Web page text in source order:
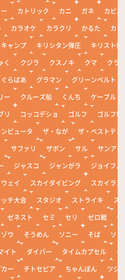
カトリック カニ ガネ
カピバ
カラオケ カラクリ かるた
カレ
キャンプ キリシタン弾圧
キリスト教
く クジラ クスノキ クマ
クラ
ぐらばあ グラマン
グリーンベルト
ー クルーズ船 くんち
ケーブル
リ コッコデショ ゴルフ
ゴルフ場
ンピュータ ザ・なが
ザ・ベストテン
サファリ ザボン サル
サンアイ
ジャスコ ジャンがラ
ジョイフル
ェイ スカイダイビング
スカイラン
チ大会 スタジオ ストライキ
ス
ゼネスト セミ セリ ゼロ戦
ぜ
ゾウ そうめん ソニー そば
ソ
イト ダイバー タイムカプセル
タ
ー チトセピア ちゃんぽん
ツシ